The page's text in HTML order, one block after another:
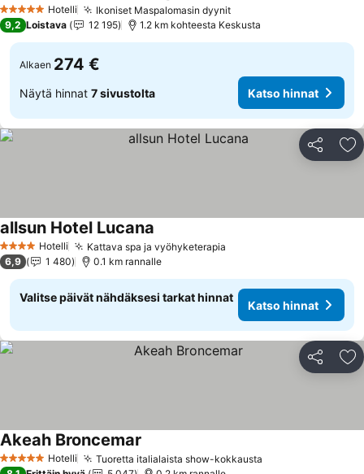
5 Tähtiluokitus
Hotelli Ikoniset Maspalomasin dyynit
9,2 Loistava 12 195 1.2 km kohteesta Keskusta
Alkaen 274 €
Näytä hinnat 7 sivustolta Katso hinnat
Jaa
4 Tähtiluokitus
Hotelli Kattava spa ja vyöhyketerapia
allsun Hotel Lucana
6,9 1 480 0.1 km rannalle
Valitse päivät nähdäksesi tarkat hinnat
Katso hinnat
Jaa
5 Tähtiluokitus
Hotelli Tuoretta italialaista show-kokkausta
Akeah Broncemar